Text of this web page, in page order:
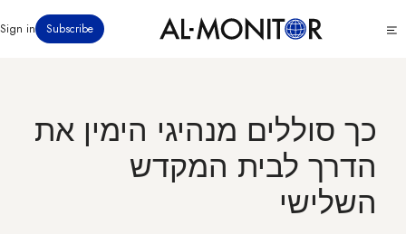
לתוכן
Subscribe
Sign in
כך סוללים מנהיגי הימין את
הדרך לבית המקדש
השלישי